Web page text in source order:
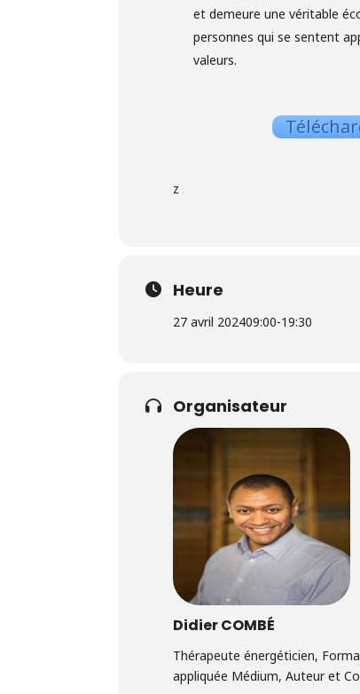
et demeure une véritable
personnes qui se sentent
valeurs.
z
Heure
27 avril 202409:00-19:30
Organisateur
Didier COMBÉ
Thérapeute énergéticien,
appliquée Médium, Auteur et